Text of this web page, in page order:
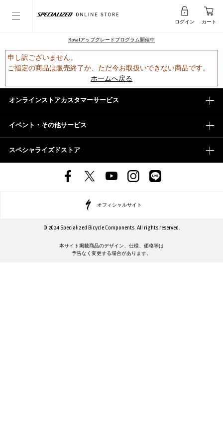
ログイン カート
Rovalアップグレードプログラム開催中
申し訳ございません。
ご指定の商品は販売終了か、ただ今お取扱いできない商品です。
ホームへ戻る
オンラインストアカスタマーサービス
イベント・その他サービス
スペシャライズドストア
オフィシャルサイト
© 2024 Specialized Bicycle Components. All rights reserved.
本サイト掲載商品のデザイン、仕様、価格等は
予告なく変更する場合があります。